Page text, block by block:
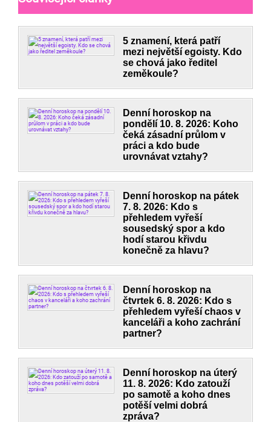
5 znamení, která patří
mezi největší egoisty. Kdo
se chová jako ředitel
zeměkoule?
Denní horoskop na
pondělí 10. 8. 2026: Koho
čeká zásadní průlom v
práci a kdo bude
urovnávat vztahy?
Denní horoskop na pátek
7. 8. 2026: Kdo s
přehledem vyřeší
sousedský spor a kdo
hodí starou křivdu
konečně za hlavu?
Denní horoskop na
čtvrtek 6. 8. 2026: Kdo s
přehledem vyřeší chaos v
kanceláři a koho zachrání
partner?
Denní horoskop na úterý
11. 8. 2026: Kdo zatouží
po samotě a koho dnes
potěší velmi dobrá
zpráva?